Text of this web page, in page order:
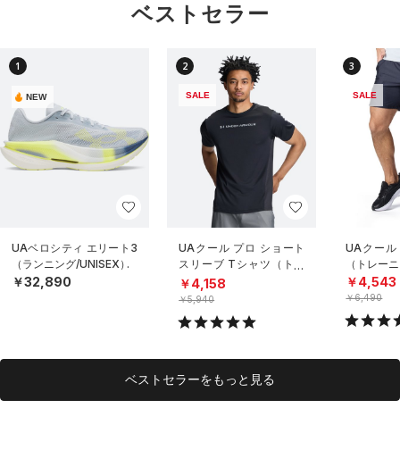
ベストセラー
1
NEW
UAベロシティ エリート3
（ランニング/UNISEX）
￥32,890
2
SALE
UAクール プロ ショート
スリーブ Tシャツ（トレ
ーニング/MEN）
￥4,158
￥5,940
3
SALE
UAクール
（トレー
￥4,543
￥6,490
ベストセラーをもっと見る